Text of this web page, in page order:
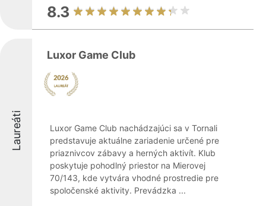
8.3
Laureáti
Luxor Game Club
Luxor Game Club nachádzajúci sa v Tornali
predstavuje aktuálne zariadenie určené pre
priaznivcov zábavy a herných aktivít. Klub
poskytuje pohodlný priestor na Mierovej
70/143, kde vytvára vhodné prostredie pre
spoločenské aktivity. Prevádzka ...